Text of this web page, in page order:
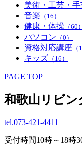
美術・工芸・手
音楽 （16）
健康・体操 （60）
パソコン （0）
資格対応講座 （
キッズ （16）
PAGE TOP
和歌山リビ
tel.073-421-4411
受付時間10時～18時